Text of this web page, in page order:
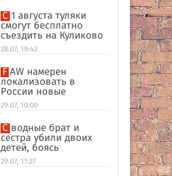
С 1 августа туляки
смогут бесплатно
съездить на Куликово
поле
28.07, 19:42
FAW намерен
локализовать в
России новые
кроссоверы
29.07, 10:00
Сводные брат и
сестра убили двоих
детей, боясь
разоблачения инцеста
29.07, 11:27